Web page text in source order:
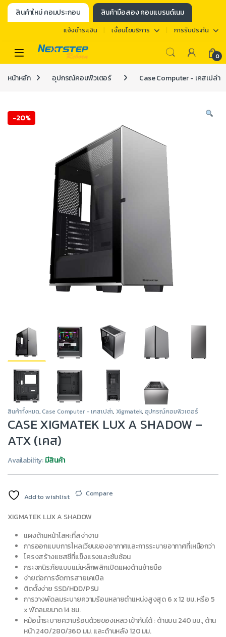
สินค้าใหม่ คอมประกอบ สินค้ามือสอง คอมแบรนด์เนม
แจ้งชำระเงิน เงื่อนไขบริการ การรับประกัน
0
หน้าหลัก อุปกรณ์คอมพิวเตอร์ Case Computer - เคสเปล่า
-20%
สินค้าทั้งหมด,Case Computer - เคสเปล่า, Xigmatek, อุปกรณ์คอมพิวเตอร์
CASE XIGMATEK LUX A SHADOW –
ATX (เคส)
Availability:มีสินค้า
Add to wishlist Compare
XIGMATEK LUX A SHADOW
แผงด้านหน้าโลหะที่สง่างาม
การออกแบบการไหลเวียนของอากาศและการระบายอากาศที่เหนือกว่า
โครงสร้างแชสซีที่แข็งแรงและซับซ้อน
กระจกนิรภัยแบบแม่เหล็กพลิกเปิดแผงด้านซ้ายมือ
ง่ายต่อการจัดการสายเคเบิล
ติดตั้งง่าย SSD/HDD/PSU
การวางพัดลมระบายความร้อนหลายตำแหน่งสูงสุด 6 x 12 ซม. หรือ 5
x พัดลมขนาด 14 ซม.
หม้อน้ำระบายความร้อนด้วยของเหลว เข้ากันได้ : ด้านบน 240 มม., ด้าน
หน้า 240/280/360 มม. และด้านหลัง 120 มม.